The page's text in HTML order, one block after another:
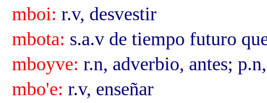
mboi: r.v, desvestir
mbota: s.a.v de tiempo futuro
mboyve: r.n, adverbio, antes;
mbo'e: r.v, enseñar